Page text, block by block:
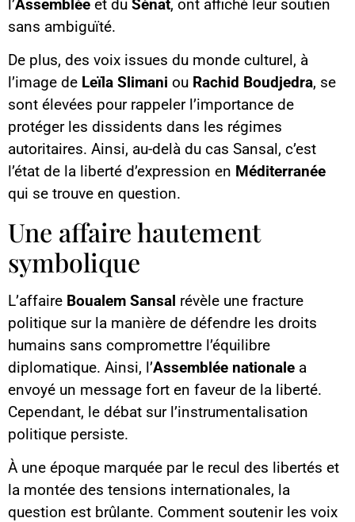
l’Assemblée et du Sénat, ont affiché leur soutien
sans ambiguïté.
De plus, des voix issues du monde culturel, à
l’image de Leïla Slimani ou Rachid Boudjedra, se
sont élevées pour rappeler l’importance de
protéger les dissidents dans les régimes
autoritaires. Ainsi, au-delà du cas Sansal, c’est
l’état de la liberté d’expression en Méditerranée
qui se trouve en question.
Une affaire hautement
symbolique
L’affaire Boualem Sansal révèle une fracture
politique sur la manière de défendre les droits
humains sans compromettre l’équilibre
diplomatique. Ainsi, l’Assemblée nationale a
envoyé un message fort en faveur de la liberté.
Cependant, le débat sur l’instrumentalisation
politique persiste.
À une époque marquée par le recul des libertés et
la montée des tensions internationales, la
question est brûlante. Comment soutenir les voix